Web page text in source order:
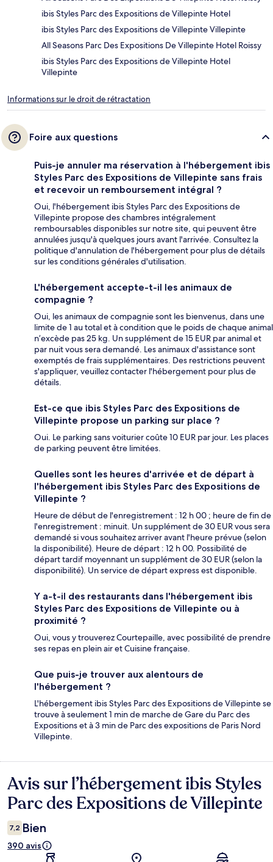
ibis Styles Parc des Expositions de Villepinte Hotel
ibis Styles Parc des Expositions de Villepinte Villepinte
All Seasons Parc Des Expositions De Villepinte Hotel Roissy
ibis Styles Parc des Expositions de Villepinte Hotel
Villepinte
Informations sur le droit de rétractation
Foire aux questions
Puis-je annuler ma réservation à l'hébergement ibis
Styles Parc des Expositions de Villepinte sans frais
et recevoir un remboursement intégral ?
Oui, l'hébergement ibis Styles Parc des Expositions de
Villepinte propose des chambres intégralement
remboursables disponibles sur notre site, qui peuvent être
annulées jusqu'à quelques jours avant l'arrivée. Consultez la
politique d'annulation de l'hébergement pour plus de détails
sur les conditions générales d'utilisation.
L'hébergement accepte-t-il les animaux de
compagnie ?
Oui, les animaux de compagnie sont les bienvenus, dans une
limite de 1 au total et à condition que le poids de chaque animal
n’excède pas 25 kg. Un supplément de 15 EUR par animal et
par nuit vous sera demandé. Les animaux d'assistance sont
exemptés de frais supplémentaires. Des restrictions peuvent
s'appliquer, veuillez contacter l'hébergement pour plus de
détails.
Est-ce que ibis Styles Parc des Expositions de
Villepinte propose un parking sur place ?
Oui. Le parking sans voiturier coûte 10 EUR par jour. Les places
de parking peuvent être limitées.
Quelles sont les heures d'arrivée et de départ à
l'hébergement ibis Styles Parc des Expositions de
Villepinte ?
Heure de début de l'enregistrement : 12 h 00 ; heure de fin de
l'enregistrement : minuit. Un supplément de 30 EUR vous sera
demandé si vous souhaitez arriver avant l'heure prévue (selon
la disponibilité). Heure de départ : 12 h 00. Possibilité de
départ tardif moyennant un supplément de 30 EUR (selon la
disponibilité). Un service de départ express est disponible.
Y a-t-il des restaurants dans l'hébergement ibis
Styles Parc des Expositions de Villepinte ou à
proximité ?
Oui, vous y trouverez Courtepaille, avec possibilité de prendre
ses repas en plein air et Cuisine française.
Que puis-je trouver aux alentours de
l'hébergement ?
L'hébergement ibis Styles Parc des Expositions de Villepinte se
trouve à seulement 1 min de marche de Gare du Parc des
Expositions et à 3 min de Parc des expositions de Paris Nord
Villepinte.
Avis
Avis sur l’hébergement ibis Styles
Parc des Expositions de Villepinte
7,2 Bien
390 avis